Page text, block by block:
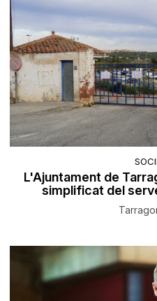
L'Ajuntament de
simplificat del